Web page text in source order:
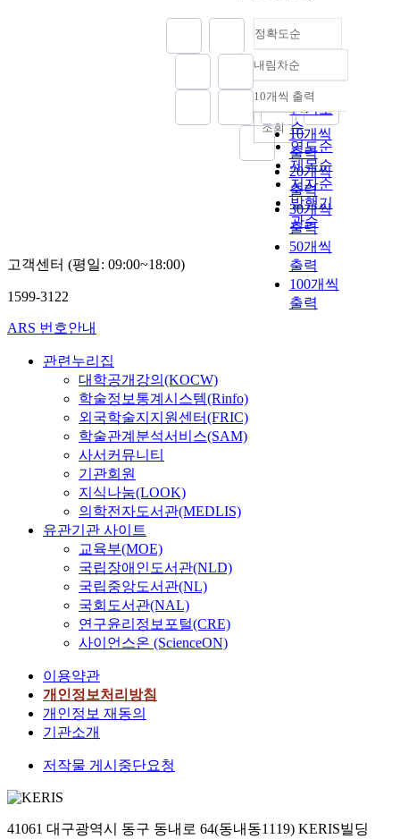
정확도순
정확도
순
인기도
순
연도순
제목순
저자순
발행기
관순
내림차순
내림차순
10개씩 출력
10개씩
출력
20개씩
출력
30개씩
출력
50개씩
출력
100개씩
출력
조회
고객센터 (평일: 09:00~18:00)
1599-3122
ARS 번호안내
관련누리집
대학공개강의(KOCW)
학술정보통계시스템(Rinfo)
외국학술지지원센터(FRIC)
학술관계분석서비스(SAM)
사서커뮤니티
기관회원
지식나눔(LOOK)
의학전자도서관(MEDLIS)
유관기관 사이트
교육부(MOE)
국립장애인도서관(NLD)
국립중앙도서관(NL)
국회도서관(NAL)
연구윤리정보포털(CRE)
사이언스온 (ScienceON)
이용약관
개인정보처리방침
개인정보 재동의
기관소개
저작물 게시중단요청
41061 대구광역시 동구 동내로 64(동내동1119) KERIS빌딩